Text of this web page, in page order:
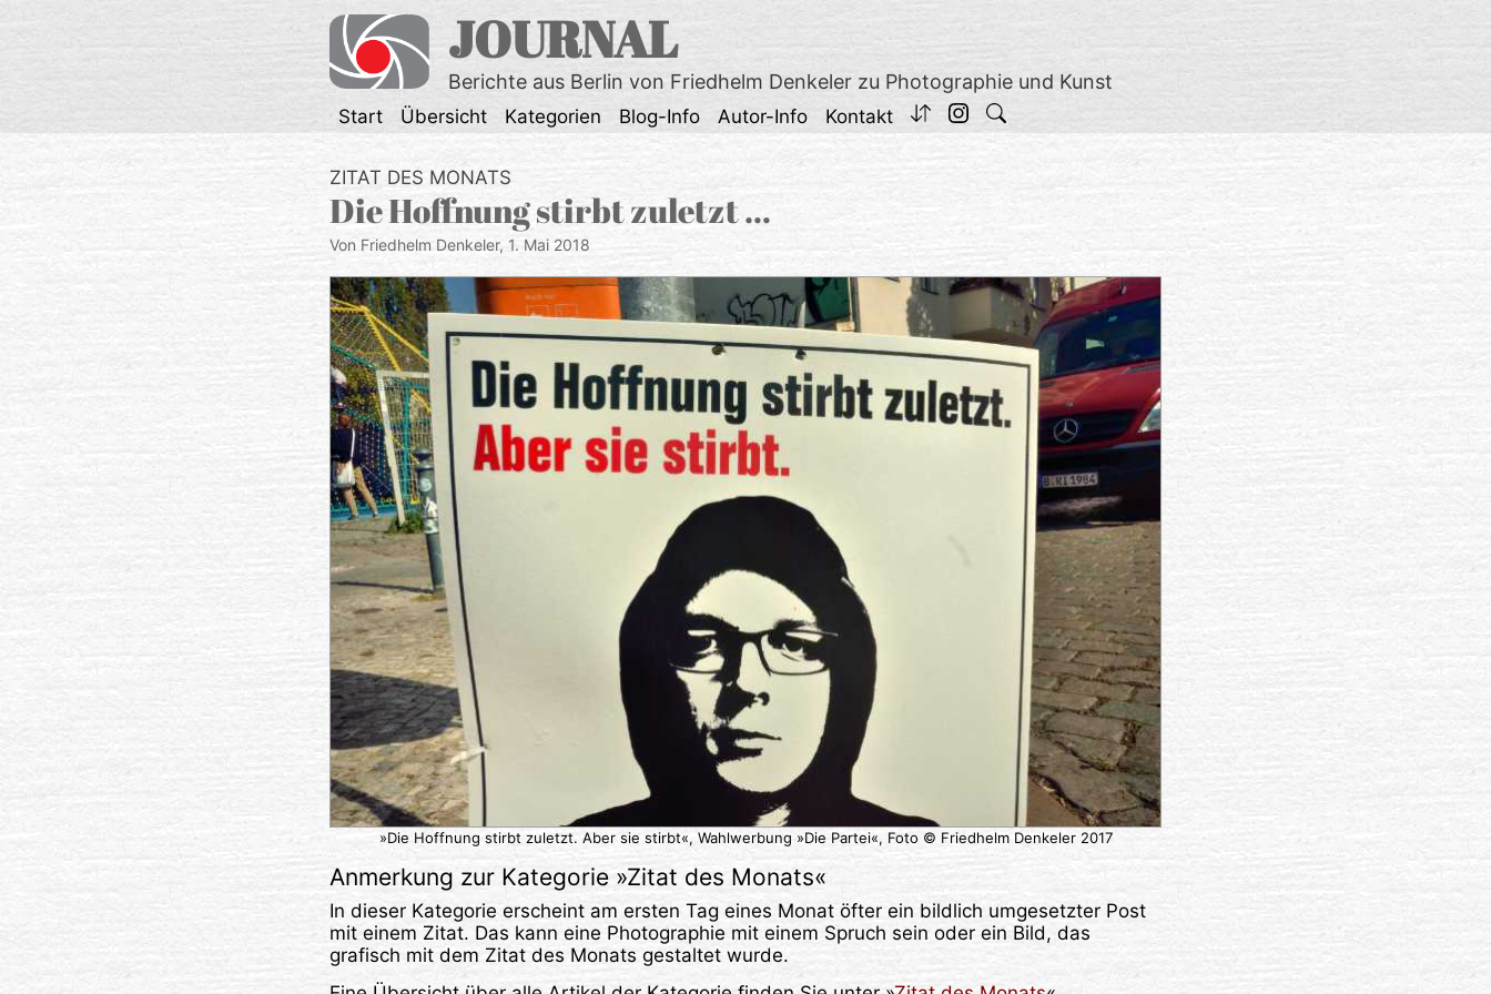
JOURNAL
Berichte aus Berlin von Friedhelm Denkeler zu Photographie und Kunst
Start Übersicht Kategorien Blog-Info Autor-Info Kontakt
ZITAT DES MONATS
Die Hoffnung stirbt zuletzt …
Von Friedhelm Denkeler, 1. Mai 2018
»Die Hoffnung stirbt zuletzt. Aber sie stirbt«, Wahlwerbung »Die Partei«, Foto © Friedhelm Denkeler 2017
Anmerkung zur Kategorie »Zitat des Monats«
In dieser Kategorie erscheint am ersten Tag eines Monat öfter ein bildlich umgesetzter Post
mit einem Zitat. Das kann eine Photographie mit einem Spruch sein oder ein Bild, das
grafisch mit dem Zitat des Monats gestaltet wurde.